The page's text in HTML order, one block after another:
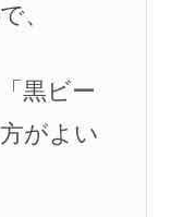
、
黒ビー
がよい